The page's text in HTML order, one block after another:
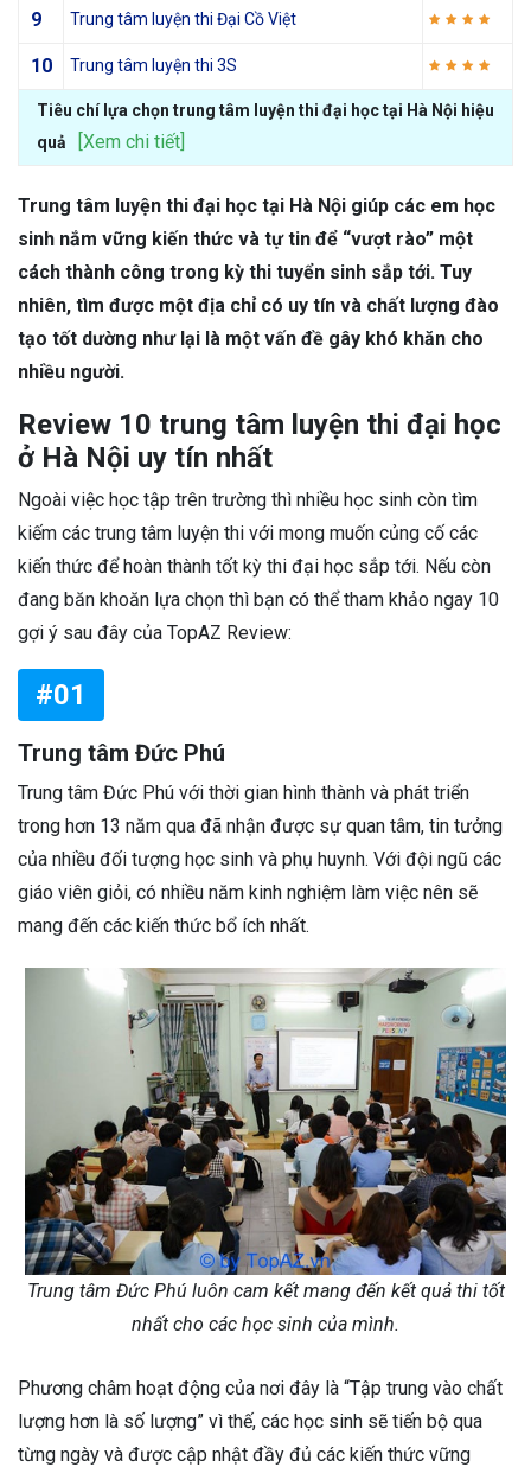
9 Trung tâm luyện thi Đại Cồ Việt
10 Trung tâm luyện thi 3S
Tiêu chí lựa chọn trung tâm luyện thi đại học tại Hà Nội hiệu
quả
[Xem chi tiết]
Trung tâm luyện thi đại học tại Hà Nội giúp các em học
sinh nắm vững kiến thức và tự tin để “vượt rào” một
cách thành công trong kỳ thi tuyển sinh sắp tới. Tuy
nhiên, tìm được một địa chỉ có uy tín và chất lượng đào
tạo tốt dường như lại là một vấn đề gây khó khăn cho
nhiều người.
Review 10 trung tâm luyện thi đại học
ở Hà Nội uy tín nhất
Ngoài việc học tập trên trường thì nhiều học sinh còn tìm
kiếm các trung tâm luyện thi với mong muốn củng cố các
kiến thức để hoàn thành tốt kỳ thi đại học sắp tới. Nếu còn
đang băn khoăn lựa chọn thì bạn có thể tham khảo ngay 10
gợi ý sau đây của TopAZ Review:
#01
Trung tâm Đức Phú
Trung tâm Đức Phú với thời gian hình thành và phát triển
trong hơn 13 năm qua đã nhận được sự quan tâm, tin tưởng
của nhiều đối tượng học sinh và phụ huynh. Với đội ngũ các
giáo viên giỏi, có nhiều năm kinh nghiệm làm việc nên sẽ
mang đến các kiến thức bổ ích nhất.
Trung tâm Đức Phú luôn cam kết mang đến kết quả thi tốt
nhất cho các học sinh của mình.
Phương châm hoạt động của nơi đây là “Tập trung vào chất
lượng hơn là số lượng” vì thế, các học sinh sẽ tiến bộ qua
từng ngày và được cập nhật đầy đủ các kiến thức vững